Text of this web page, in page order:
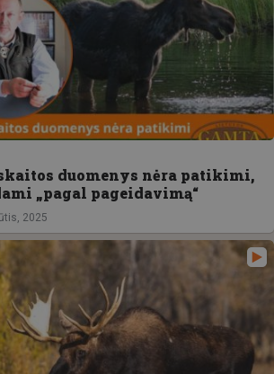
duomenys nėra patikimi,
„pagal pageidavimą“
2025